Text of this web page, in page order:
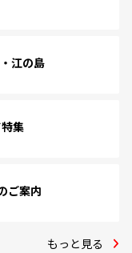
江の島
集
ご案内
もっと見る